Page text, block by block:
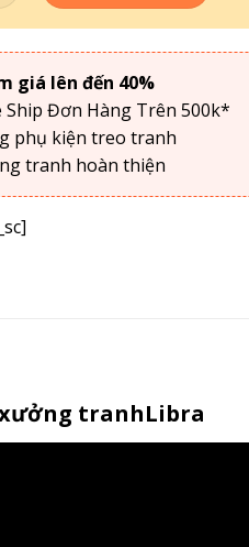
giá lên đến 40%
Ship Đơn Hàng Trên 500k*
phụ kiện treo tranh
tranh hoàn thiện
tranhLibra